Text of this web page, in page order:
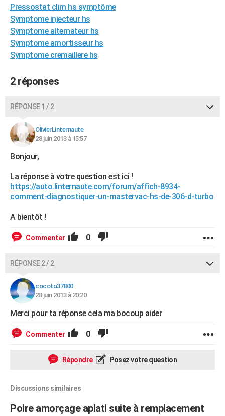
Art de vivre
Bien-être
Loisirs
Mode
Modes de vie
SANTE
Alimentation
Guide de la santé
Maladies
Médicaments
Sommeil
VOYAGE
Destinations
City break
Voyage nature
Voyage de noces
Forum
Climat
+PHOTO
BONS PLANS
CARTE DE VOEUX
Carte de Noël
Carte Bonne année
Carte Saint-Valentin
Carte Pâques
Carte d'anniversaire
DICTIONNAIRE
Dictionnaire
Biographies
Citations
Expressions
Proverbes
S'inscrire
Se connecter
Lycées
Collèges
Primaires
Universités
Entreprises
Service militaire
Avis de recherche
AVIS DE DÉCÈS
Pressostat clim hs symptôme
Symptome injecteur hs
Symptome alternateur hs
Symptome amortisseur hs
Symptome cremaillere hs
2 réponses
RÉPONSE 1 / 2
OlivierLinternaute
28 juin 2013 à 15:57
Bonjour,
La réponse à votre question est ici !
https://auto.linternaute.com/forum/affich-8934-
comment-diagnostiquer-un-mastervac-hs-de-306-d-turbo
A bientôt !
Commenter 0
RÉPONSE 2 / 2
cocoto37800
28 juin 2013 à 20:20
Merci pour ta réponse cela ma bocoup aider
Commenter 0
Répondre Posez votre question
Discussions similaires
Poire amorçage aplati suite à remplacement